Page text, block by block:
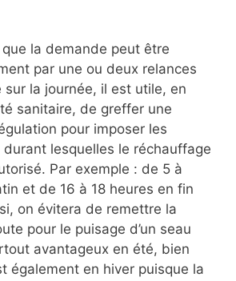
que la demande peut être
par une ou deux relances
sur la journée, il est utile, en
sanitaire, de greffer une
pour imposer les
durant lesquelles le réchauffage
Par exemple : de 5 à
et de 16 à 18 heures en fin
on évitera de remettre la
pour le puisage d’un seau
avantageux en été, bien
également en hiver puisque la